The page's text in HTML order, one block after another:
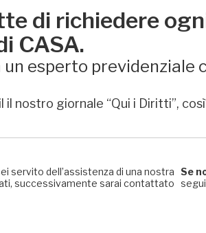
di richiedere
CASA.
esperto previdenziale
nostro giornale “Qui i Diritti”,
servito dell’assistenza di una nostra
successivamente sarai contattato
Se